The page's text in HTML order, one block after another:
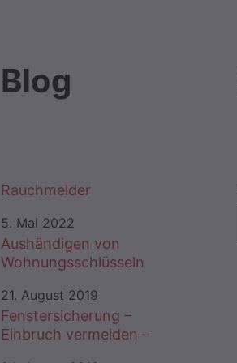
Blog
Rauchmelder
5. Mai 2022
Aushändigen von
Wohnungsschlüsseln
21. August 2019
Fenstersicherung –
Einbruch vermeiden –